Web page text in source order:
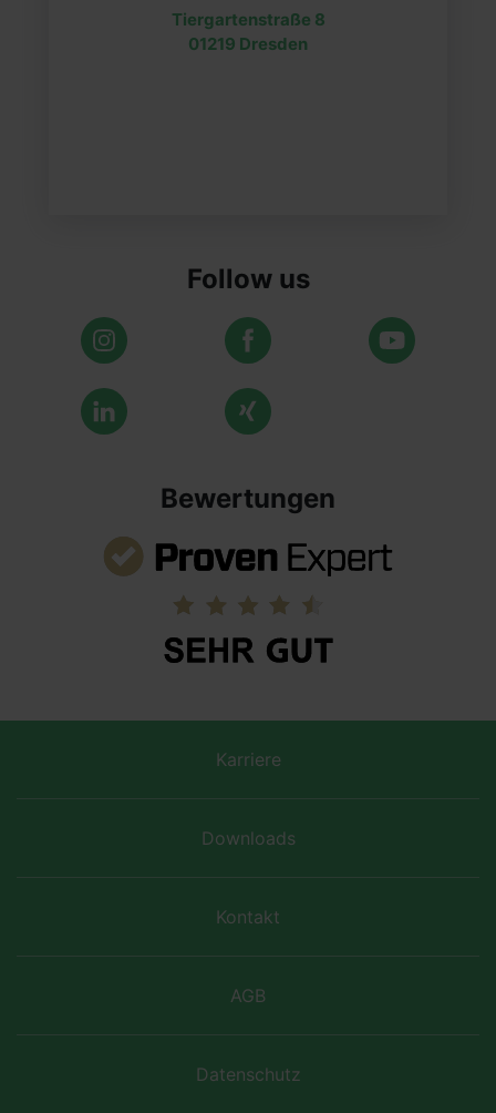
Tiergartenstraße 8
01219 Dresden
Follow us
Bewertungen
Karriere
Downloads
Kontakt
AGB
Datenschutz